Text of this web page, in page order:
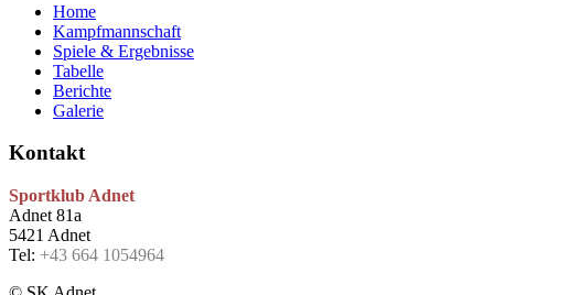
Home
Kampfmannschaft
Spiele & Ergebnisse
Tabelle
Berichte
Galerie
Kontakt
Sportklub Adnet
Adnet 81a
5421 Adnet
Tel: +43 664 1054964